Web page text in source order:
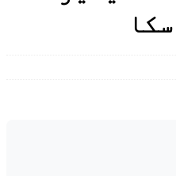
مواد کو ترجیح دی جائے